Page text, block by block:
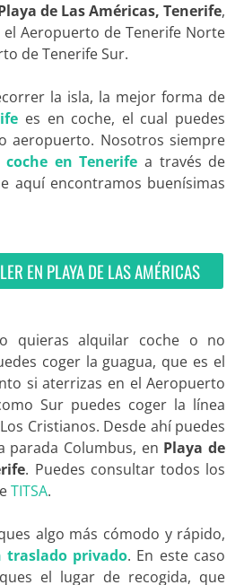
de Las Américas, Tenerife,
Aeropuerto de Tenerife Norte
de Tenerife Sur.
la isla, la mejor forma de
es en coche, el cual puedes
aeropuerto. Nosotros siempre
en Tenerife a través de
aquí encontramos buenísimas
EN PLAYA DE LAS AMÉRICAS
quieras alquilar coche o no
coger la guagua, que es el
si aterrizas en el Aeropuerto
Sur puedes coger la línea
Cristianos. Desde ahí puedes
parada Columbus, en Playa de
. Puedes consultar todos los
TITSA.
algo más cómodo y rápido,
traslado privado. En este caso
el lugar de recogida, que